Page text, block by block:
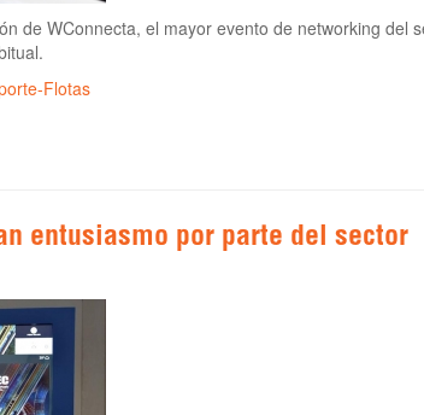
de WConnecta, el mayor evento de networking del
Flotas
entusiasmo por parte del sector